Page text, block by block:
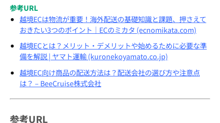
参考URL
越境ECは物流が重要！海外配送の基礎知識と課題、押さえて
おきたい3つのポイント｜ECのミカタ (ecnomikata.com)
越境ECとは？メリット・デメリットや始めるために必要な準
備を解説 | ヤマト運輸 (kuronekoyamato.co.jp)
越境EC向け商品の配送方法は？配送会社の選び方や注意点
は？ – BeeCruise株式会社
参考URL